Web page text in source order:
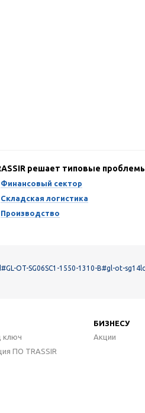
решает типовые
Финансовый сектор
Складская логистика
Производство
#GL-OT-SG06SC1-1550-1310-B#gl-ot-
ключ
ПО TRASSIR
БИЗНЕСУ
Акции